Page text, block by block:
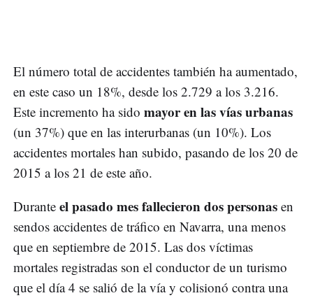
El número total de accidentes también ha aumentado,
en este caso un 18%, desde los 2.729 a los 3.216.
Este incremento ha sido mayor en las vías urbanas
(un 37%) que en las interurbanas (un 10%). Los
accidentes mortales han subido, pasando de los 20 de
2015 a los 21 de este año.
Durante el pasado mes fallecieron dos personas en
sendos accidentes de tráfico en Navarra, una menos
que en septiembre de 2015. Las dos víctimas
mortales registradas son el conductor de un turismo
que el día 4 se salió de la vía y colisionó contra una